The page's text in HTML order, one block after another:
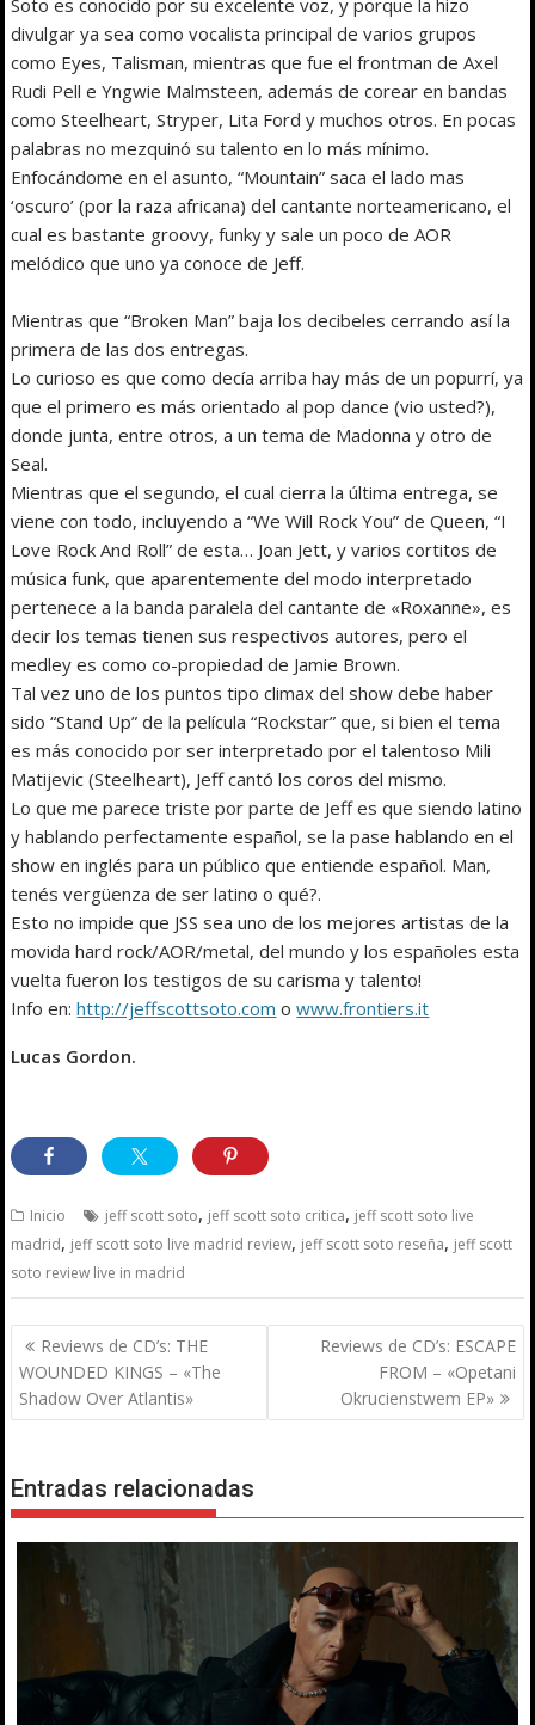
divulgar ya sea como vocalista principal de varios grupos
como Eyes, Talisman, mientras que fue el frontman de Axel
Rudi Pell e Yngwie Malmsteen, además de corear en bandas
como Steelheart, Stryper, Lita Ford y muchos otros. En pocas
palabras no mezquinó su talento en lo más mínimo.
Enfocándome en el asunto, “Mountain” saca el lado mas
‘oscuro’ (por la raza africana) del cantante norteamericano, el
cual es bastante groovy, funky y sale un poco de AOR
melódico que uno ya conoce de Jeff.
Mientras que “Broken Man” baja los decibeles cerrando así la
primera de las dos entregas.
Lo curioso es que como decía arriba hay más de un popurrí, ya
que el primero es más orientado al pop dance (vio usted?),
donde junta, entre otros, a un tema de Madonna y otro de
Seal.
Mientras que el segundo, el cual cierra la última entrega, se
viene con todo, incluyendo a “We Will Rock You” de Queen, “I
Love Rock And Roll” de esta… Joan Jett, y varios cortitos de
música funk, que aparentemente del modo interpretado
pertenece a la banda paralela del cantante de «Roxanne», es
decir los temas tienen sus respectivos autores, pero el
medley es como co-propiedad de Jamie Brown.
Tal vez uno de los puntos tipo climax del show debe haber
sido “Stand Up” de la película “Rockstar” que, si bien el tema
es más conocido por ser interpretado por el talentoso Mili
Matijevic (Steelheart), Jeff cantó los coros del mismo.
Lo que me parece triste por parte de Jeff es que siendo latino
y hablando perfectamente español, se la pase hablando en el
show en inglés para un público que entiende español. Man,
tenés vergüenza de ser latino o qué?.
Esto no impide que JSS sea uno de los mejores artistas de la
movida hard rock/AOR/metal, del mundo y los españoles esta
vuelta fueron los testigos de su carisma y talento!
Info en:http://jeffscottsoto.com owww.frontiers.it
Lucas Gordon.
Inicio jeff scott soto, jeff scott soto critica, jeff scott soto live
madrid, jeff scott soto live madrid review, jeff scott soto reseña, jeff scott
soto review live in madrid
Navegación
de
entradas
Reviews de CD’s: THE
WOUNDED KINGS – «The
Shadow Over Atlantis»
Reviews de CD’s: ESCAPE
FROM – «Opetani
Okrucienstwem EP»
Entradas relacionadas